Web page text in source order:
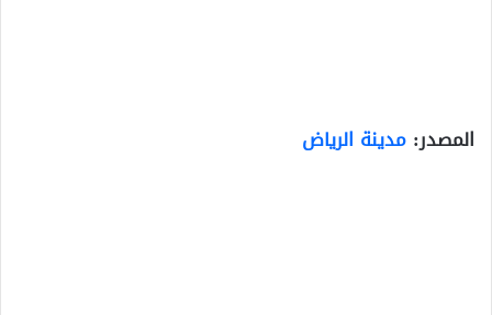
المصدر: مدينة الرياض